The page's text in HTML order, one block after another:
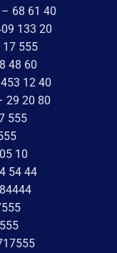
68 61 40
133 20
555
48 60
12 40
29 20 80
555
10
54 44